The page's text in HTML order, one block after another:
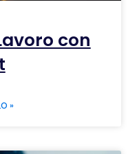
con
»